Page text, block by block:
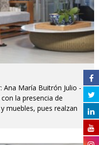
Ana María Buitrón Julio -
la presencia de
muebles, pues realzan